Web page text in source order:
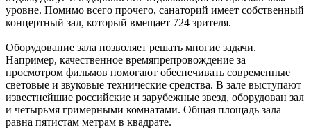
уровне. Помимо всего прочего, санаторий имеет собственный
концертный зал, который вмещает 724 зрителя.
Оборудование зала позволяет решать многие задачи.
Например, качественное времяпрепровождение за
просмотром фильмов помогают обеспечивать современные
световые и звуковые технические средства. В зале выступают
известнейшие российские и зарубежные звезд, оборудован зал
и четырьмя гримерными комнатами. Общая площадь зала
равна пятистам метрам в квадрате.